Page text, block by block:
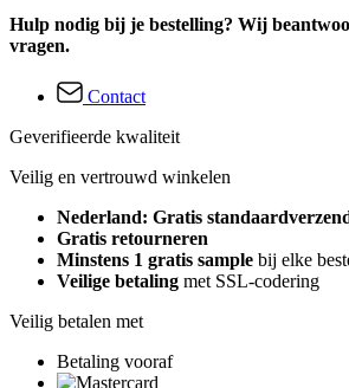
Hulp nodig bij je bestelling? Wij
vragen.
Contact
Geverifieerde kwaliteit
Veilig en vertrouwd winkelen
Nederland: Gratis
Gratis retourneren
Minstens 1 gratis sample bij elke
Veilige betaling met SSL-codering
Veilig betalen met
Betaling vooraf